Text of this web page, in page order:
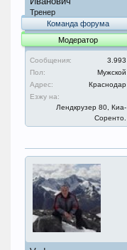
Тренер
Команда форума
Модератор
Сообщения:
3.993
Пол:
Мужской
Адрес:
Краснодар
Езжу на:
Лендкрузер 80, Киа-
Соренто.